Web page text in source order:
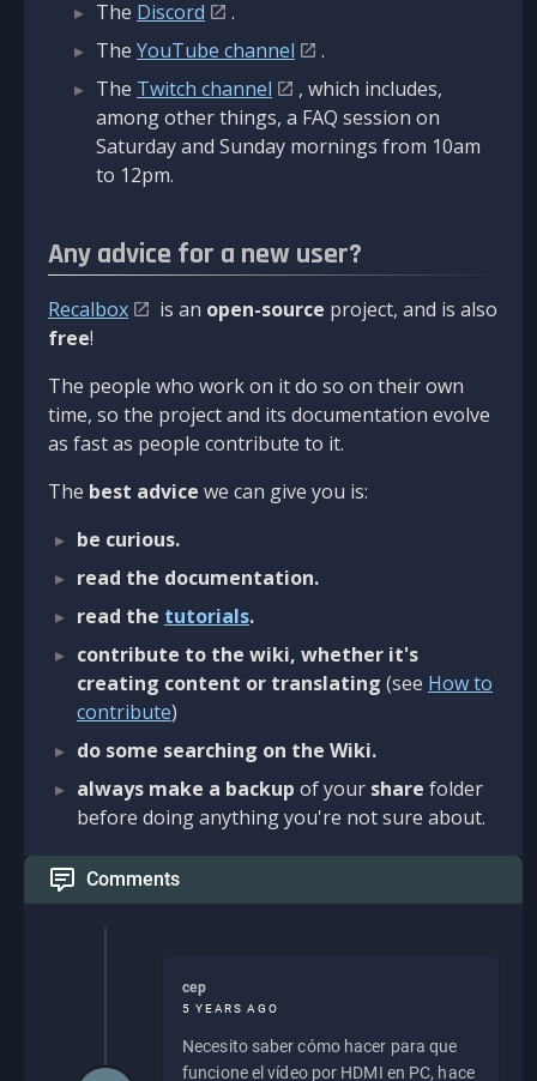
The Discord
.
The YouTube channel
.
The Twitch channel
, which includes,
among other things, a FAQ session on
Saturday and Sunday mornings from 10am
to 12pm.
Any advice for a new user?
Recalbox is an open-source project, and is also
free!
The people who work on it do so on their own
time, so the project and its documentation evolve
as fast as people contribute to it.
The best advice we can give you is:
be curious.
read the documentation.
read the tutorials.
contribute to the wiki, whether it's
creating content or translating (see How to
contribute)
do some searching on the Wiki.
always make a backup of your share folder
before doing anything you're not sure about.
Comments
cep
5 YEARS AGO
Necesito saber cómo hacer para que
funcione el vídeo por HDMI en PC, hace